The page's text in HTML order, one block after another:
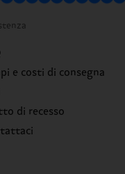
e costi di consegna
di recesso